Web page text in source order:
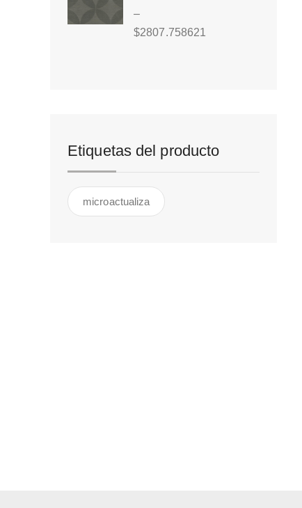
–
$2807.758621
Etiquetas del producto
microactualiza